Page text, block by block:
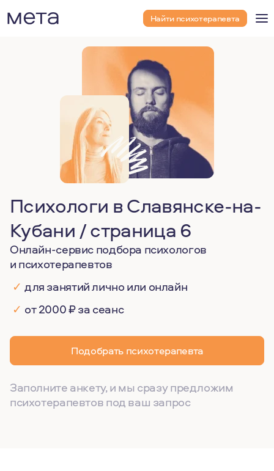
Найти психотерапевта
Психологи в Славянске-на-
Кубани / страница 6
Онлайн-сервис подбора психологов
и психотерапевтов
✓ для занятий лично или онлайн
✓ от 2000 ₽ за сеанс
Подобрать психотерапевта
Заполните анкету, и мы сразу предложим
психотерапевтов под ваш запрос